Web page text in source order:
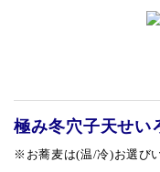
極み冬穴子天せい
※お蕎麦は(温/冷)お選び